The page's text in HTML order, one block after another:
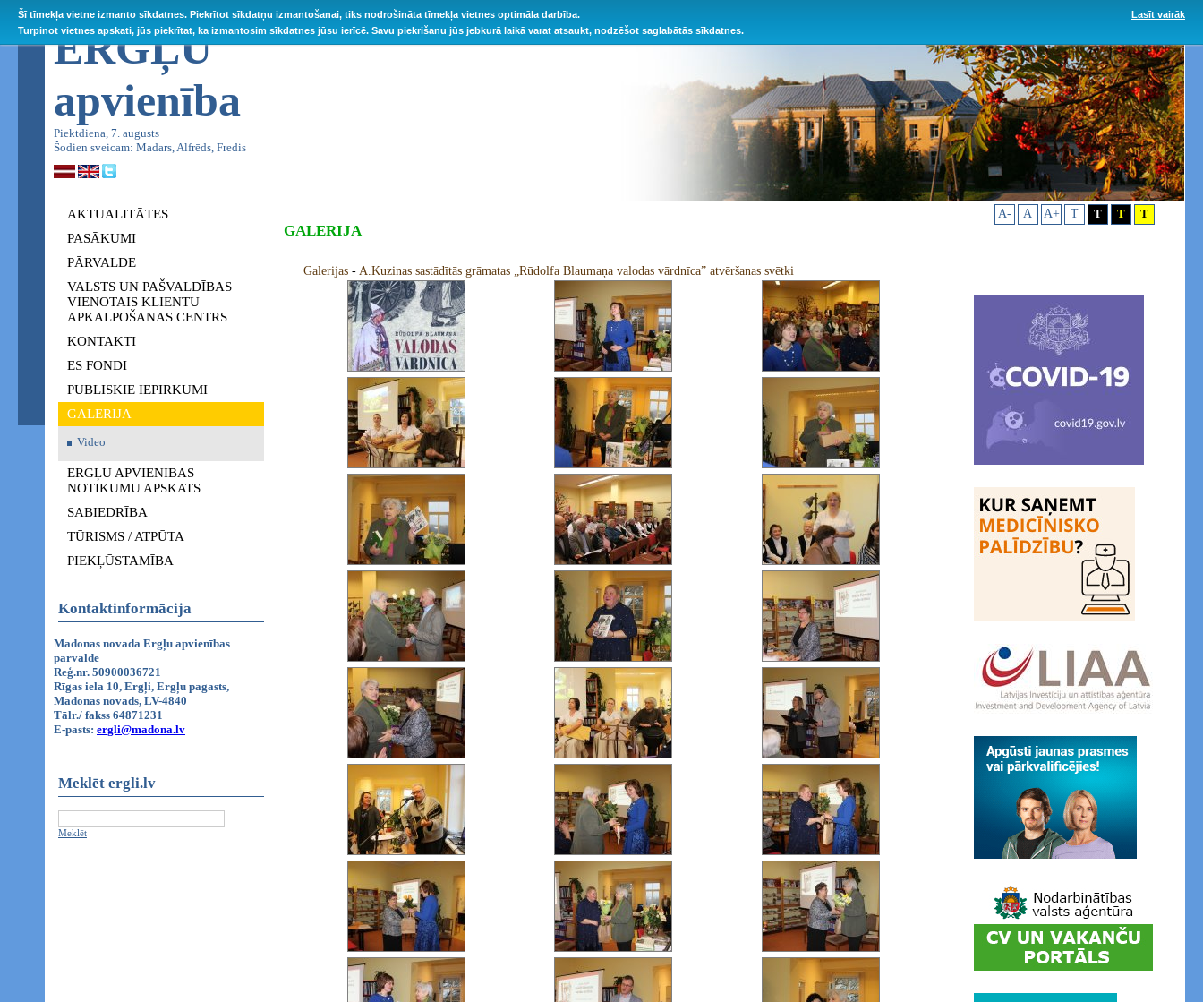
Šī tīmekļa vietne izmanto sīkdatnes. Piekrītot sīkdatņu izmantošanai, tiks nodrošināta tīmekļa vietnes optimāla darbība.
Turpinot vietnes apskati, jūs piekrītat, ka izmantosim sīkdatnes jūsu ierīcē. Savu piekrišanu jūs jebkurā laikā varat atsaukt, nodzēšot saglabātās sīkdatnes.
Lasīt vairāk
ĒRGĻU
apvienība
Piektdiena, 7. augusts
Šodien sveicam: Madars, Alfrēds, Fredis
AKTUALITĀTES
PASĀKUMI
PĀRVALDE
VALSTS UN PAŠVALDĪBAS
VIENOTAIS KLIENTU
APKALPOŠANAS CENTRS
KONTAKTI
ES FONDI
PUBLISKIE IEPIRKUMI
GALERIJA
Video
ĒRGĻU APVIENĪBAS
NOTIKUMU APSKATS
SABIEDRĪBA
TŪRISMS / ATPŪTA
PIEKĻŪSTAMĪBA
Kontaktinformācija
Madonas novada Ērgļu apvienības
pārvalde
Reģ.nr. 50900036721
Rīgas iela 10, Ērgļi, Ērgļu pagasts,
Madonas novads, LV-4840
Tālr./ fakss 64871231
E-pasts: ergli@madona.lv
Meklēt ergli.lv
Meklēt
GALERIJA
Galerijas - A.Kuzinas sastādītās grāmatas „Rūdolfa Blaumaņa valodas vārdnīca” atvēršanas svētki
A- A A+ T T T T